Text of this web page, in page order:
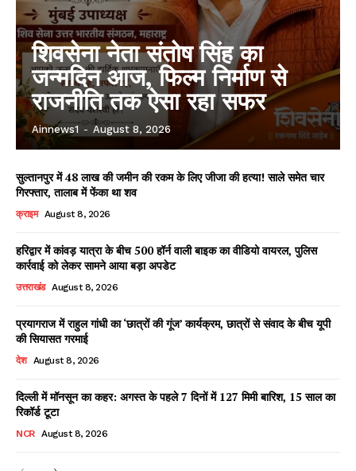
Facebook
X WhatsApp
Read Latest News on AIN
शिवसेना नेता संतोष सिंह का
जन्मदिन आज, फिल्म निर्माण से
राजनीति तक ऐसा रहा सफर
Ainnews1 - August 8, 2026
सुल्तानपुर में 48 लाख की जमीन की रकम के लिए जीजा की हत्या! साले समेत चार
गिरफ्तार, तालाब में फेंका था शव
क्राइम August 8, 2026
हरिद्वार में कांवड़ यात्रा के बीच 500 हॉर्न वाली बाइक का वीडियो वायरल, पुलिस
कार्रवाई को लेकर सामने आया बड़ा अपडेट
उत्तराखंड August 8, 2026
प्रयागराज में राहुल गांधी का ‘छात्रों की गूंज’ कार्यक्रम, छात्रों से संवाद के बीच यूपी
की सियासत गरमाई
देश August 8, 2026
दिल्ली में मॉनसून का कहर: अगस्त के पहले 7 दिनों में 127 मिमी बारिश, 15 साल का
रिकॉर्ड टूटा
NCR August 8, 2026